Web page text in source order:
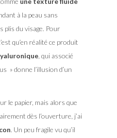
à la peau sans
plis du visage. Pour
qu’en réalité ce produit
, qui associé
» donne l’illusion d’un
le papier, mais alors que
dès l’ouverture, j’ai
. Un peu fragile vu qu’il